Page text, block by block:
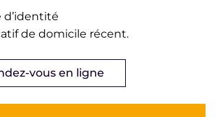
d’identité
de domicile récent.
vous en ligne